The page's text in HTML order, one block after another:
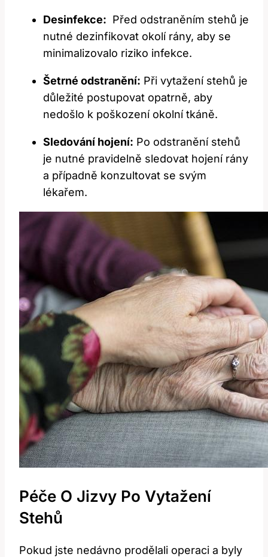
Desinfekce: ​ Před odstraněním stehů je
nutné dezinfikovat okolí rány, ​aby ⁤se
minimalizovalo riziko infekce.
Šetrné ⁤odstranění: Při ⁣vytažení stehů je
důležité postupovat opatrně, aby
nedošlo k poškození okolní tkáně.
Sledování hojení: Po ‍odstranění stehů
je nutné pravidelně sledovat hojení rány
a ‌případně konzultovat‌ se svým
lékařem.
Péče O Jizvy ⁢po Vytažení
Stehů
Pokud jste⁢ nedávno‍ prodělali operaci a byly